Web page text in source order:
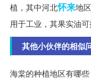
植，其中河北怀来地
用于工业，其果实油
其他小伙伴的相似
海棠的种植地区有哪些